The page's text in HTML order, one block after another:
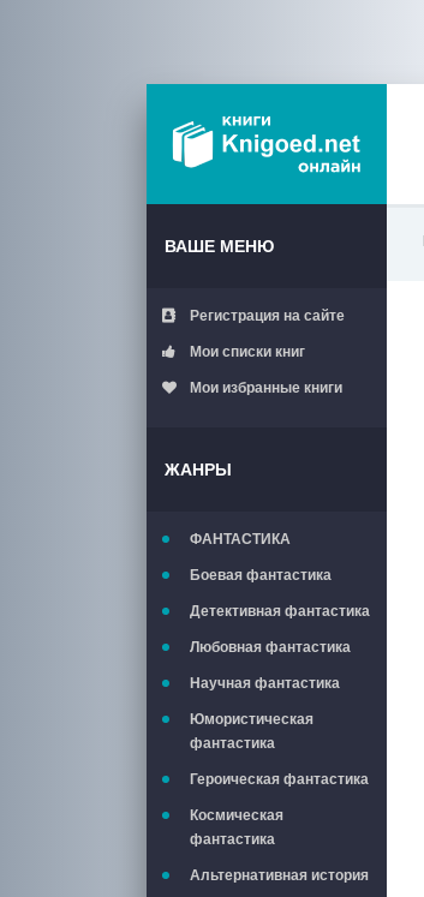
ВАШЕ МЕНЮ
Регистрация на сайте
Мои списки книг
Мои избранные книги
ЖАНРЫ
ФАНТАСТИКА
Боевая фантастика
Детективная фантастика
Любовная фантастика
Научная фантастика
Юмористическая
фантастика
Героическая фантастика
Космическая
фантастика
Альтернативная история